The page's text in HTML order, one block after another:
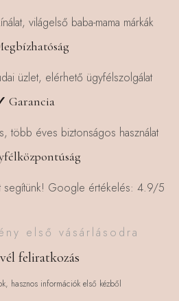
világelső baba-mama márkák
üzlet, elérhető ügyfélszolgálat
Garancia
több éves biztonságos használat
segítünk! Google értékelés: 4.9/5
első vásárlásodra
feliratkozás
hasznos információk első kézből